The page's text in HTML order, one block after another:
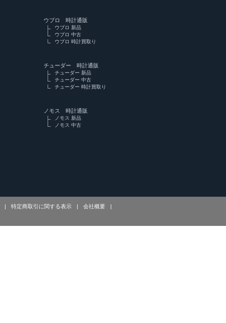
ウブロ 時計通販
ウブロ 新品
ウブロ 中古
ウブロ 時計買取り
チューダー 時計通販
チューダー 新品
チューダー 中古
チューダー 時計買取り
ノモス 時計通販
ノモス 新品
ノモス 中古
特定商取引に関する表示 会社概要